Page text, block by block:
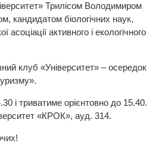
Трилісом Володимиром
кандидатом біологічних наук,
асоціації активного і екологічного
клуб «Університет» – осередок
і триватиме орієнтовно до 15.40.
«КРОК», ауд. 314.